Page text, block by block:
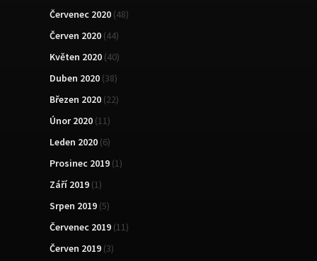
Červenec 2020 (48)
Červen 2020 (44)
Květen 2020 (40)
Duben 2020 (38)
Březen 2020 (22)
Únor 2020 (11)
Leden 2020 (6)
Prosinec 2019 (1)
Září 2019 (1)
Srpen 2019 (5)
Červenec 2019 (11)
Červen 2019 (3)